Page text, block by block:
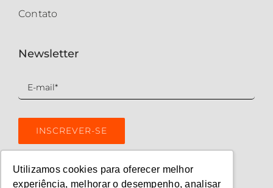
Utilizamos cookies para oferecer melhor
experiência, melhorar o desempenho, analisar
Contato
Newsletter